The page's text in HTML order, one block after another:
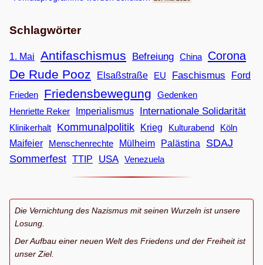
Schlagwörter
1. Mai Antifaschismus Befreiung China Corona
De Rude Pooz Elsaßstraße EU Faschismus
Ford
Frieden
Friedensbewegung
Gedenken
Henriette Reker
Imperialismus Internationale Solidarität
Klinikerhalt Kommunalpolitik Krieg Kulturabend
Köln
Maifeier
Menschenrechte Mülheim Palästina
SDAJ
Sommerfest TTIP USA Venezuela
Die Vernichtung des Nazismus mit seinen Wurzeln ist unsere
Losung.
Der Aufbau einer neuen Welt des Friedens und der Freiheit ist
unser Ziel.